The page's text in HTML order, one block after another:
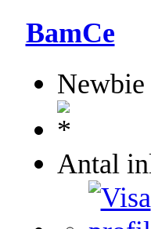
BamCe
Newbie
Antal